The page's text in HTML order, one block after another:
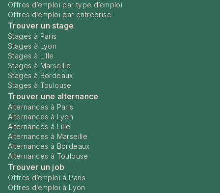
Offres d’emploi par type d’emploi
Offres d’emploi par entreprise
Trouver un stage
Stages à Paris
Stages à Lyon
Stages à Lille
Stages à Marseille
Stages à Bordeaux
Stages à Toulouse
Trouver une alternance
Alternances à Paris
Alternances à Lyon
Alternances à Lille
Alternances à Marseille
Alternances à Bordeaux
Alternances à Toulouse
Trouver un job
Offres d’emploi à Paris
Offres d’emploi à Lyon